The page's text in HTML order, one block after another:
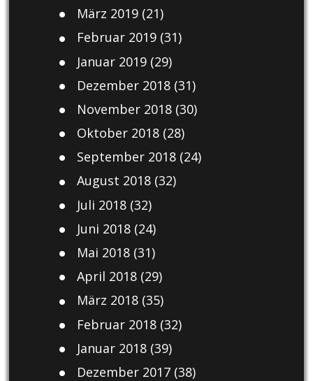
März 2019(21)
Februar 2019(31)
Januar 2019(29)
Dezember 2018(31)
November 2018(30)
Oktober 2018(28)
September 2018(24)
August 2018(32)
Juli 2018(32)
Juni 2018(24)
Mai 2018(31)
April 2018(29)
März 2018(35)
Februar 2018(32)
Januar 2018(39)
Dezember 2017(38)